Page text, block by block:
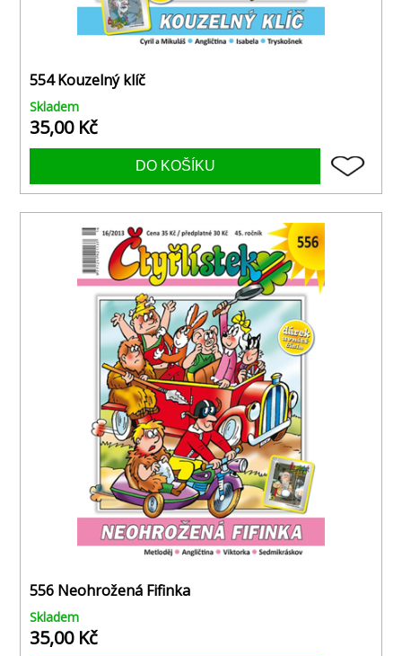
554 Kouzelný klíč
Skladem
35,00 Kč
556 Neohrožená Fifinka
Skladem
35,00 Kč